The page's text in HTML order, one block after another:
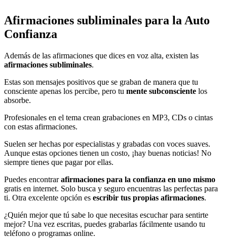
Afirmaciones subliminales para la Auto
Confianza
Además de las afirmaciones que dices en voz alta, existen las
afirmaciones subliminales.
Estas son mensajes positivos que se graban de manera que tu
consciente apenas los percibe, pero tu mente subconsciente los
absorbe.
Profesionales en el tema crean grabaciones en MP3, CDs o cintas
con estas afirmaciones.
Suelen ser hechas por especialistas y grabadas con voces suaves.
Aunque estas opciones tienen un costo, ¡hay buenas noticias! No
siempre tienes que pagar por ellas.
Puedes encontrarafirmaciones para la confianza en uno mismo
gratis en internet. Solo busca y seguro encuentras las perfectas para
ti. Otra excelente opción es escribir tus propias afirmaciones.
¿Quién mejor que tú sabe lo que necesitas escuchar para sentirte
mejor? Una vez escritas, puedes grabarlas fácilmente usando tu
teléfono o programas online.